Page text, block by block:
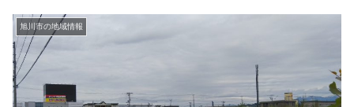
旭川市の地域情報